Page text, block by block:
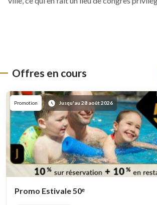
Offres en cours
Promotion Jusqu'au 28 août 2026
Promo Estivale 50ᵉ